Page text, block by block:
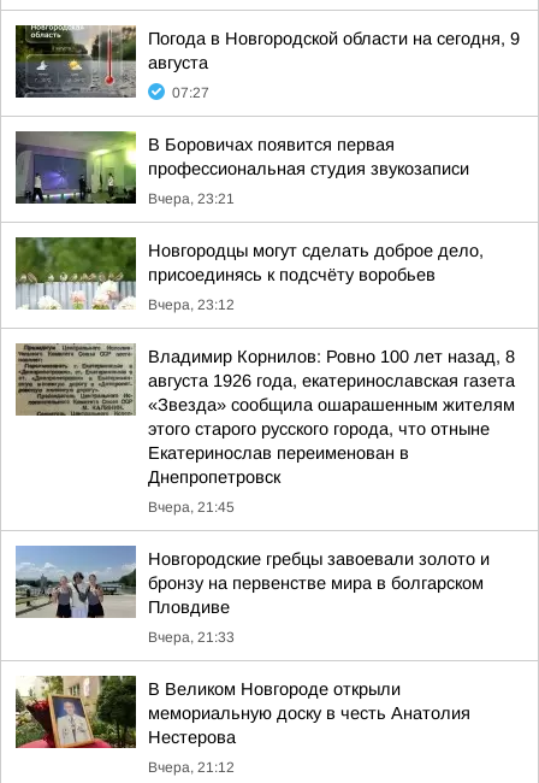
Погода в Новгородской области на сегодня, 9
августа
07:27
В Боровичах появится первая
профессиональная студия звукозаписи
Вчера, 23:21
Новгородцы могут сделать доброе дело,
присоединясь к подсчёту воробьев
Вчера, 23:12
Владимир Корнилов: Ровно 100 лет назад, 8
августа 1926 года, екатеринославская газета
«Звезда» сообщила ошарашенным жителям
этого старого русского города, что отныне
Екатеринослав переименован в
Днепропетровск
Вчера, 21:45
Новгородские гребцы завоевали золото и
бронзу на первенстве мира в болгарском
Пловдиве
Вчера, 21:33
В Великом Новгороде открыли
мемориальную доску в честь Анатолия
Нестерова
Вчера, 21:12